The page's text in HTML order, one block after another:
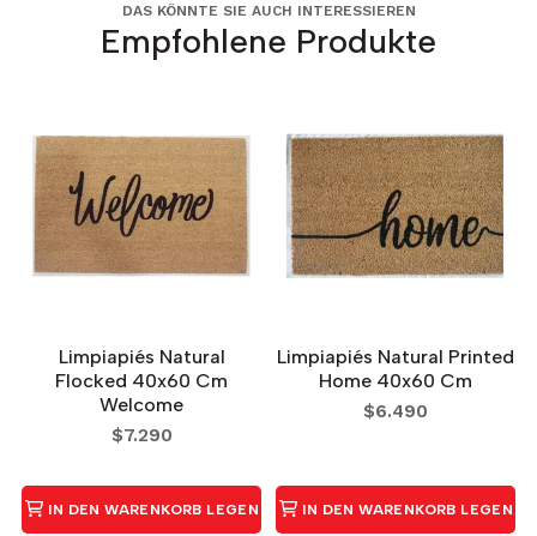
DAS KÖNNTE SIE AUCH INTERESSIEREN
Empfohlene Produkte
Limpiapiés Natural
Flocked 40x60 Cm
Welcome
$7.290
IN DEN WARENKORB LEGEN
Limpiapiés Natural Printed
Home 40x60 Cm
$6.490
IN DEN WARENKORB LEGEN